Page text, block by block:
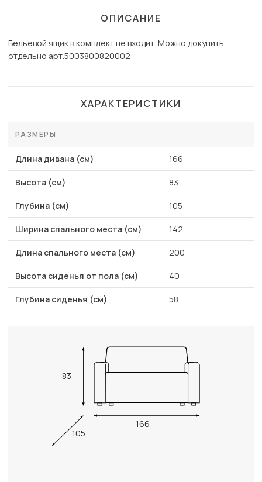
ОПИСАНИЕ
Бельевой ящик в комплект не входит. Можно докупить
отдельно арт.5003800820002
ХАРАКТЕРИСТИКИ
РАЗМЕРЫ
Длина дивана (см) 166
Высота (см) 83
Глубина (см) 105
Ширина спального места (см) 142
Длина спального места (см) 200
Высота сиденья от пола (см) 40
Глубина сиденья (см) 58
83
166
105